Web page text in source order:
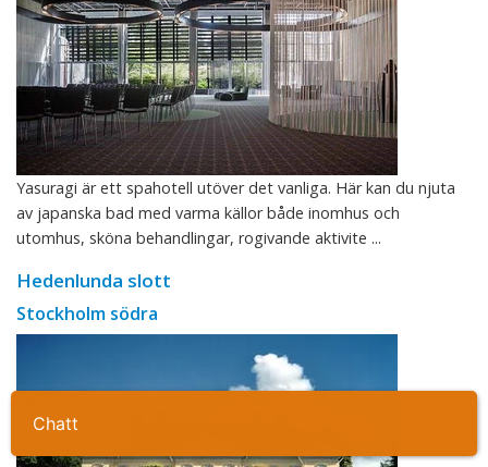
Ta kontakt
Yasuragi är ett spahotell utöver det vanliga. Här kan du njuta
av japanska bad med varma källor både inomhus och
utomhus, sköna behandlingar, rogivande aktivite ...
Hedenlunda slott
Stockholm södra